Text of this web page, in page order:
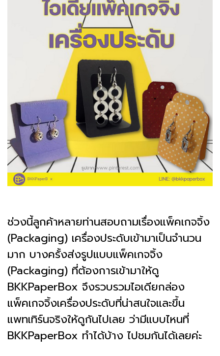
ช่วงนี้ลูกค้าหลายท่านสอบถามเรื่องแพ็คเกจจิ้ง
(Packaging) เครื่องประดับเข้ามาเป็นจำนวน
มาก บางครั้งส่งรูปแบบแพ็คเกจจิ้ง
(Packaging) ที่ต้องการเข้ามาให้ดู
BKKPaperBox จึงรวบรวมไอเดียกล่อง
แพ็คเกจจิ้งเครื่องประดับที่น่าสนใจและขึ้น
แพทเทิร์นจริงให้ดูกันไปเลย ว่ามีแบบไหนที่
BKKPaperBox ทำได้บ้าง ไปชมกันได้เลยค่ะ